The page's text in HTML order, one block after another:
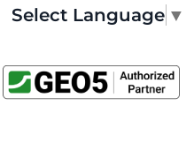
Select Language ▼